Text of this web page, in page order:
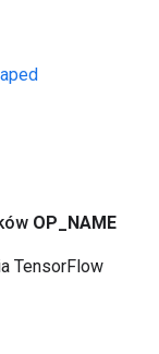
OP NAME
TensorFlow